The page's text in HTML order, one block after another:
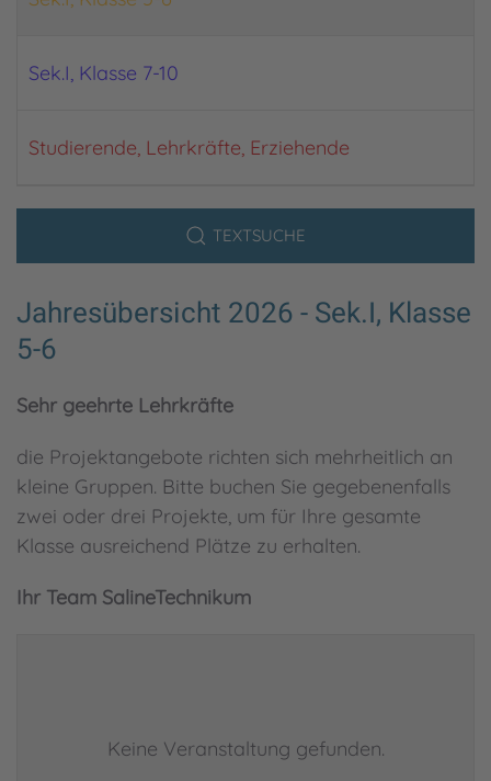
Sek.I, Klasse 7-10
Studierende, Lehrkräfte, Erziehende
TEXTSUCHE
Jahresübersicht 2026 - Sek.I, Klasse
5-6
Sehr geehrte Lehrkräfte
die Projektangebote richten sich mehrheitlich an
kleine Gruppen. Bitte buchen Sie gegebenenfalls
zwei oder drei Projekte, um für Ihre gesamte
Klasse ausreichend Plätze zu erhalten.
Ihr Team SalineTechnikum
Keine Veranstaltung gefunden.